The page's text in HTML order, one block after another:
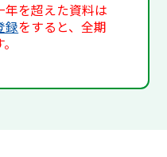
を超えた資料は
録をすると、全期